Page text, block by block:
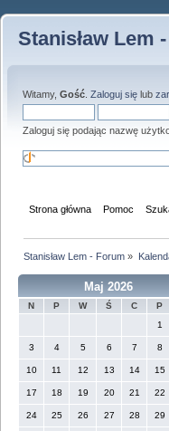
Stanisław Lem
Witamy, Gość Zaloguj się lub
Zaloguj się podając nazwę
Strona główna Pomoc
Stanisław Lem - Forum »
Maj 2026
N P W Ś C P
1
3 4 5 6 7 8
10 11 12 13 14 15
17 18 19 20 21 22
24 25 26 27 28 29